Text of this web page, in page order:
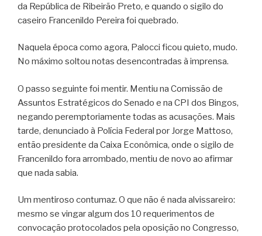
da República de Ribeirão Preto, e quando o sigilo do
caseiro Francenildo Pereira foi quebrado.
Naquela época como agora, Palocci ficou quieto, mudo.
No máximo soltou notas desencontradas à imprensa.
O passo seguinte foi mentir. Mentiu na Comissão de
Assuntos Estratégicos do Senado e na CPI dos Bingos,
negando peremptoriamente todas as acusações. Mais
tarde, denunciado à Polícia Federal por Jorge Mattoso,
então presidente da Caixa Econômica, onde o sigilo de
Francenildo fora arrombado, mentiu de novo ao afirmar
que nada sabia.
Um mentiroso contumaz. O que não é nada alvissareiro:
mesmo se vingar algum dos 10 requerimentos de
convocação protocolados pela oposição no Congresso,